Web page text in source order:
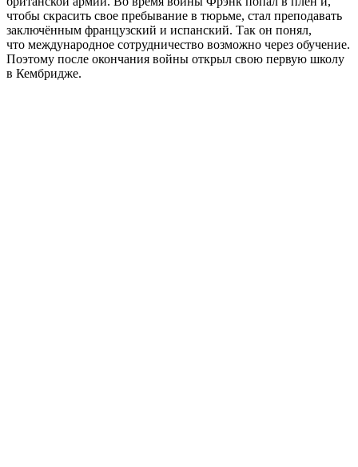
чтобы скрасить свое пребывание в тюрьме, стал преподавать
заключённым французский и испанский. Так он понял,
что международное сотрудничество возможно через обучение.
Поэтому после окончания войны открыл свою первую школу
в Кембридже.